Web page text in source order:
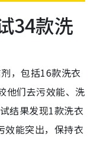
34款洗
，包括16款洗衣
他们去污效能、洗
结果发现1款洗衣
效能突出，保持衣